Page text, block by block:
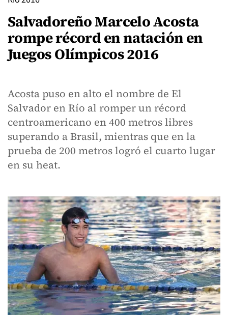
Salvadoreño Marcelo Acosta
rompe récord en natación en
Juegos Olímpicos 2016
Acosta puso en alto el nombre de El
Salvador en Río al romper un récord
centroamericano en 400 metros libres
superando a Brasil, mientras que en la
prueba de 200 metros logró el cuarto lugar
en su heat.